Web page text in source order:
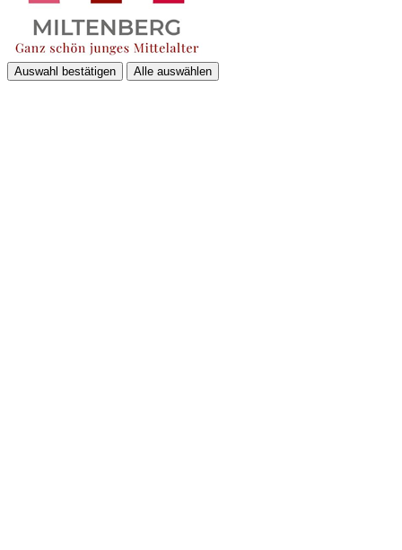
Auswahl bestätigen Alle auswählen